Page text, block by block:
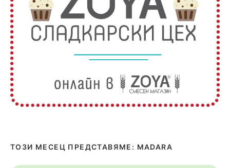
ТОЗИ МЕСЕЦ ПРЕДСТАВЯМЕ: MADARA